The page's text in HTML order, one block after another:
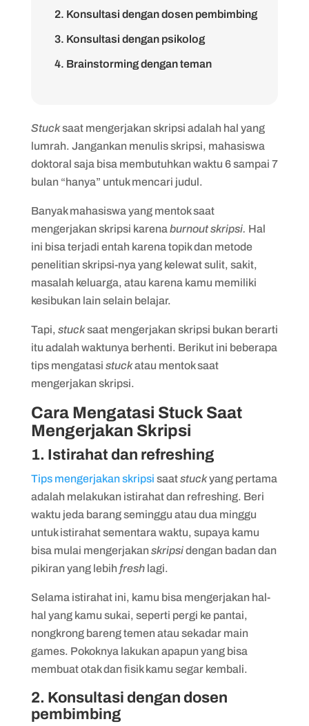
2. Konsultasi dengan dosen pembimbing
3. Konsultasi dengan psikolog
4. Brainstorming dengan teman
Stucksaat mengerjakan skripsi adalah hal yang
lumrah. Jangankan menulis skripsi, mahasiswa
doktoral saja bisa membutuhkan waktu 6 sampai 7
bulan “hanya” untuk mencari judul.
Banyak mahasiswa yang mentok saat
mengerjakan skripsi karena burnout skripsi. Hal
ini bisa terjadi entah karena topik dan metode
penelitian skripsi-nya yang kelewat sulit, sakit,
masalah keluarga, atau karena kamu memiliki
kesibukan lain selain belajar.
Tapi, stucksaat mengerjakan skripsi bukan berarti
itu adalah waktunya berhenti. Berikut ini beberapa
tips mengatasi stuckatau mentok saat
mengerjakan skripsi.
Cara Mengatasi Stuck Saat
Mengerjakan Skripsi
1. Istirahat dan refreshing
Tips mengerjakan skripsi saatstuckyang pertama
adalah melakukan istirahat dan refreshing. Beri
waktu jeda barang seminggu atau dua minggu
untuk istirahat sementara waktu, supaya kamu
bisa mulai mengerjakanskripsidengan badan dan
pikiran yang lebih freshlagi.
Selama istirahat ini, kamu bisa mengerjakan hal-
hal yang kamu sukai, seperti pergi ke pantai,
nongkrong bareng temen atau sekadar main
games. Pokoknya lakukan apapun yang bisa
membuat otak dan fisik kamu segar kembali.
2. Konsultasi dengan dosen
pembimbing